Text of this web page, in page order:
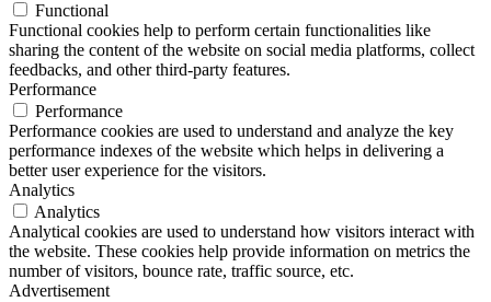
Functional
Functional cookies help to perform certain functionalities like
sharing the content of the website on social media platforms, collect
feedbacks, and other third-party features.
Performance
Performance
Performance cookies are used to understand and analyze the key
performance indexes of the website which helps in delivering a
better user experience for the visitors.
Analytics
Analytics
Analytical cookies are used to understand how visitors interact with
the website. These cookies help provide information on metrics the
number of visitors, bounce rate, traffic source, etc.
Advertisement